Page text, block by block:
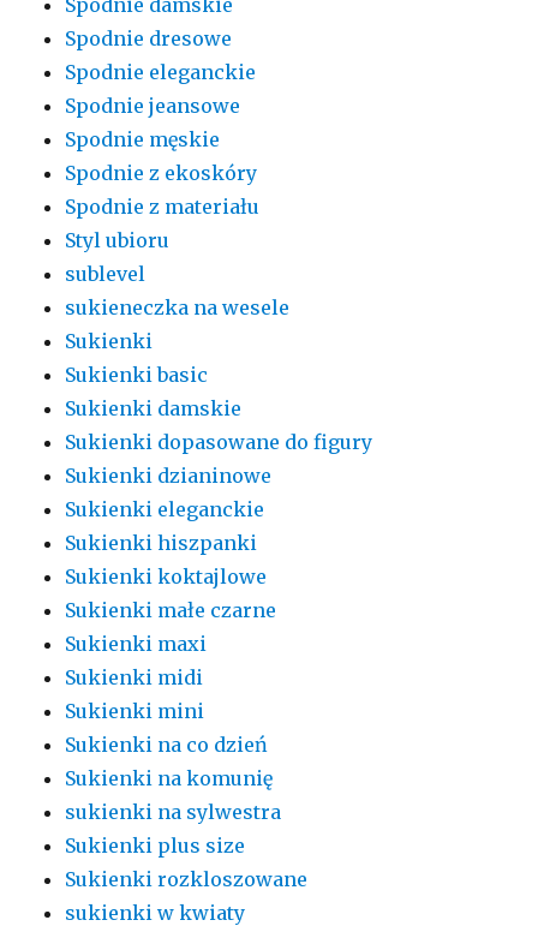
Spodnie dresowe
Spodnie eleganckie
Spodnie jeansowe
Spodnie męskie
Spodnie z ekoskóry
Spodnie z materiału
Styl ubioru
sublevel
sukieneczka na wesele
Sukienki
Sukienki basic
Sukienki damskie
Sukienki dopasowane do figury
Sukienki dzianinowe
Sukienki eleganckie
Sukienki hiszpanki
Sukienki koktajlowe
Sukienki małe czarne
Sukienki maxi
Sukienki midi
Sukienki mini
Sukienki na co dzień
Sukienki na komunię
sukienki na sylwestra
Sukienki plus size
Sukienki rozkloszowane
sukienki w kwiaty